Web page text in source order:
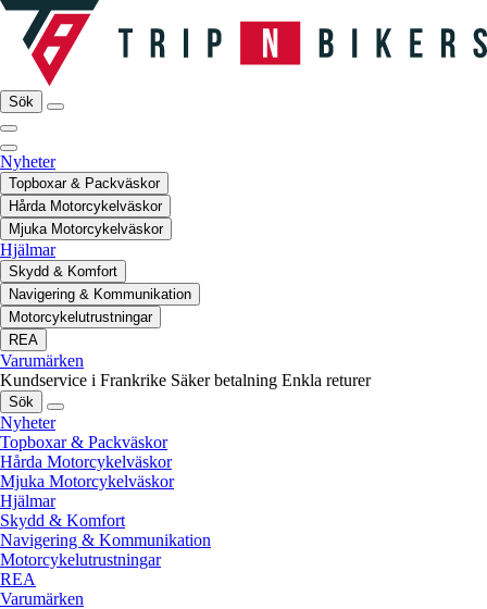
Sök
Nyheter
Topboxar & Packväskor
Hårda Motorcykelväskor
Mjuka Motorcykelväskor
Hjälmar
Skydd & Komfort
Navigering & Kommunikation
Motorcykelutrustningar
REA
Varumärken
Kundservice i Frankrike Säker betalning Enkla returer
Sök
Nyheter
Topboxar & Packväskor
Hårda Motorcykelväskor
Mjuka Motorcykelväskor
Hjälmar
Skydd & Komfort
Navigering & Kommunikation
Motorcykelutrustningar
REA
Varumärken